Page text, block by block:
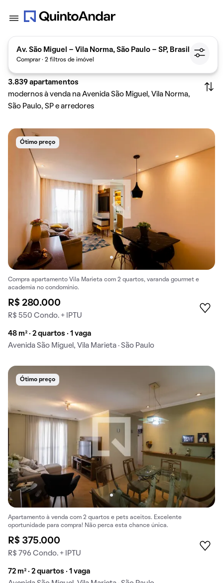
Av. São Miguel - Vila Norma, São Paulo - SP, Brasil
Comprar · 2 filtros de imóvel
3.839 apartamentos
modernos à venda na Avenida São Miguel, Vila Norma,
São Paulo, SP e arredores
Ótimo preço
Compra apartamento Vila Marieta com 2 quartos, varanda gourmet e
academia no condomínio.
R$ 280.000
R$ 550 Condo. + IPTU
48 m² · 2 quartos · 1 vaga
Avenida São Miguel, Vila Marieta · São Paulo
Ótimo preço
Apartamento à venda com 2 quartos e pets aceitos. Excelente
oportunidade para compra! Não perca esta chance única.
R$ 375.000
R$ 796 Condo. + IPTU
72 m² · 2 quartos · 1 vaga